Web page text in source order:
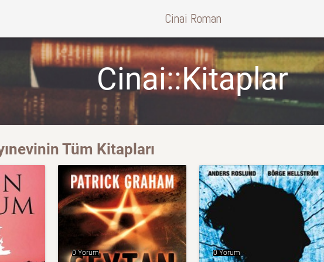
Cinai Roman
Cinai::Kitaplar
Tüm Kitapları
0 Yorum 0 Yorum